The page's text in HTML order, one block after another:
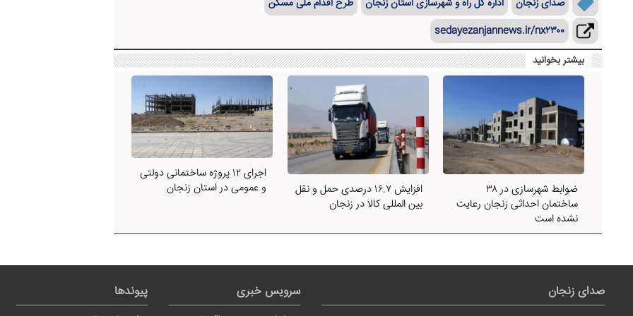
صدای زنجان اداره کل راه و شهرسازی استان زنجان
طرح اقدام ملی مسکن
sedayezanjannews.ir/nx۲۳۰۰
بیشتر بخوانید
ضوابط شهرسازی در ۳۸
ساختمان احداثی زنجان رعایت
نشده است
افزایش ۱۶.۷ درصدی حمل و نقل
بین المللی کالا در زنجان
اجرای ۱۲ پروژه ساختمانی دولتی
و عمومی در استان زنجان
صدای زنجان سرویس خبری پیوندها